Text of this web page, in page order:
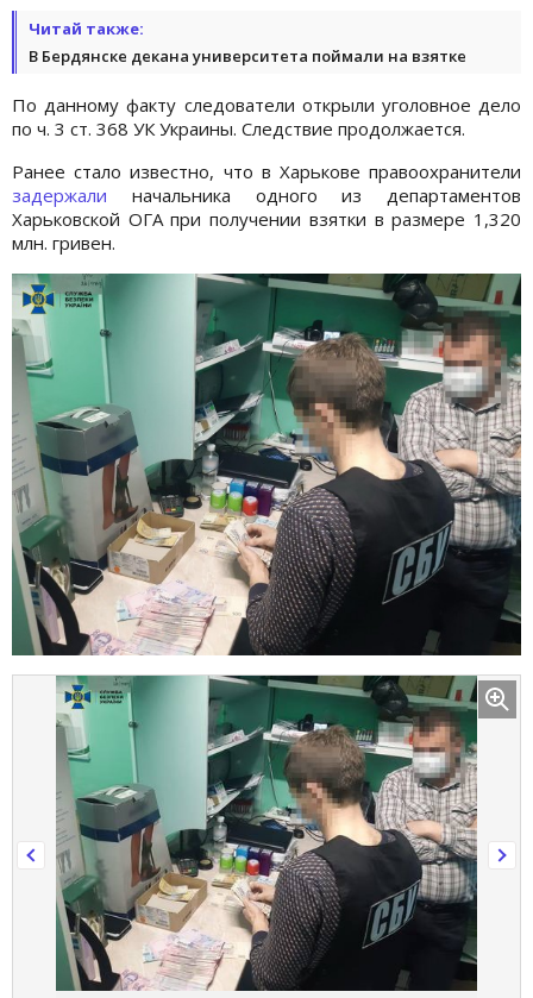
Читай также:
В Бердянске декана университета поймали на взятке
По данному факту следователи открыли уголовное дело
по ч. 3 ст. 368 УК Украины. Следствие продолжается.
Ранее стало известно, что в Харькове правоохранители
задержали начальника одного из департаментов
Харьковской ОГА при получении взятки в размере 1,320
млн. гривен.